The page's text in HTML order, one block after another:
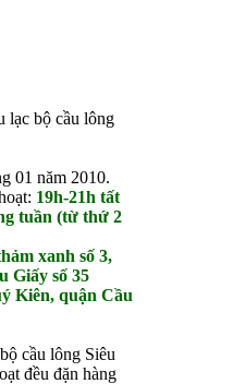
lạc bộ cầu lông
01 năm 2010.
19h-21h tất
tuần (từ thứ 2
xanh số 3,
Giấy số 35
Kiên, quận Cầu
cầu lông Siêu
đều đặn hàng